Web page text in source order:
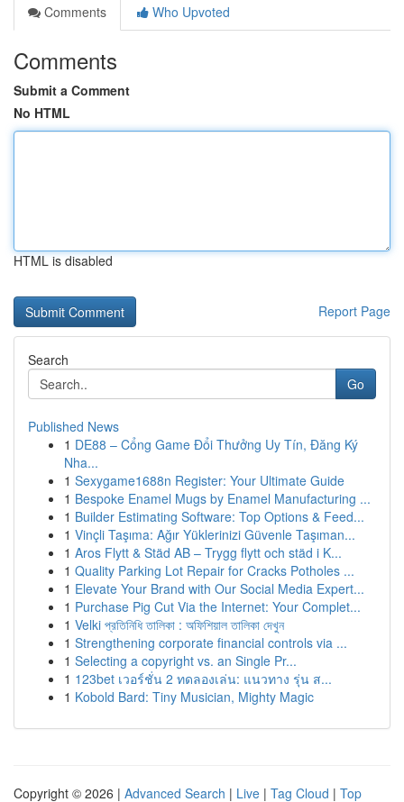
Comments
Who Upvoted
Comments
Submit a Comment
No HTML
HTML is disabled
Report Page
Search
Go
Published News
1 DE88 – Cổng Game Đổi Thưởng Uy Tín, Đăng Ký
Nha...
1 Sexygame1688n Register: Your Ultimate Guide
1 Bespoke Enamel Mugs by Enamel Manufacturing ...
1 Builder Estimating Software: Top Options & Feed...
1 Vinçli Taşıma: Ağır Yüklerinizi Güvenle Taşıman...
1 Aros Flytt & Städ AB – Trygg flytt och städ i K...
1 Quality Parking Lot Repair for Cracks Potholes ...
1 Elevate Your Brand with Our Social Media Expert...
1 Purchase Pig Cut Via the Internet: Your Complet...
1 Velki প্রতিনিধি তালিকা : অফিশিয়াল তালিকা দেখুন
1 Strengthening corporate financial controls via ...
1 Selecting a copyright vs. an Single Pr...
1 123bet เวอร์ชั่น 2 ทดลองเล่น: แนวทาง รุ่น ส...
1 Kobold Bard: Tiny Musician, Mighty Magic
Copyright © 2026 | Advanced Search | Live | Tag Cloud | Top